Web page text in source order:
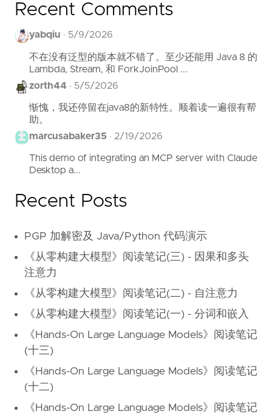
Recent Comments
yabqiu · 5/9/2026
不在没有泛型的版本就不错了。至少还能用 Java 8 的
Lambda, Stream, 和 ForkJoinPool ...
zorth44 · 5/5/2026
惭愧，我还停留在java8的新特性。顺着读一遍很有帮
助。
marcusabaker35 · 2/19/2026
This demo of integrating an MCP server with Claude
Desktop a...
Recent Posts
PGP 加解密及 Java/Python 代码演示
《从零构建大模型》阅读笔记(三) - 因果和多头
注意力
《从零构建大模型》阅读笔记(二) - 自注意力
《从零构建大模型》阅读笔记(一) - 分词和嵌入
《Hands-On Large Language Models》阅读笔记
(十三)
《Hands-On Large Language Models》阅读笔记
(十二)
《Hands-On Large Language Models》阅读笔记